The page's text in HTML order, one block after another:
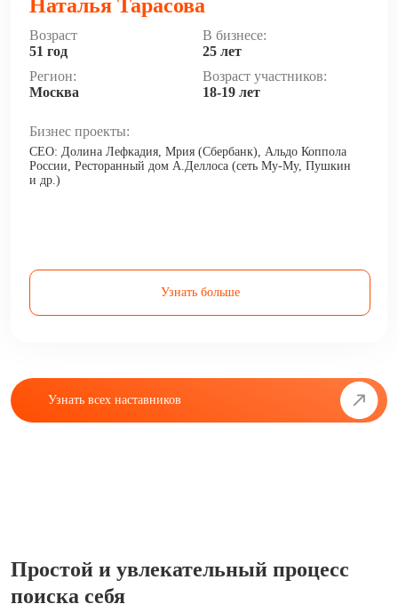
Наталья Тарасова
Возраст
51 год
В бизнесе:
25 лет
Регион:
Москва
Возраст участников:
18-19 лет
Бизнес проекты:
CEO: Долина Лефкадия, Мрия (Сбербанк), Альдо Коппола
России, Ресторанный дом А.Деллоса (сеть Му-Му, Пушкин
и др.)
Узнать больше
Узнать всех наставников
Простой и увлекательный процесс
поиска себя